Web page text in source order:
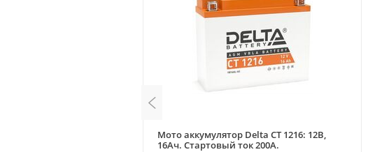
Мото аккумулятор Delta CT 1216: 12В,
16Ач. Стартовый ток 200А.